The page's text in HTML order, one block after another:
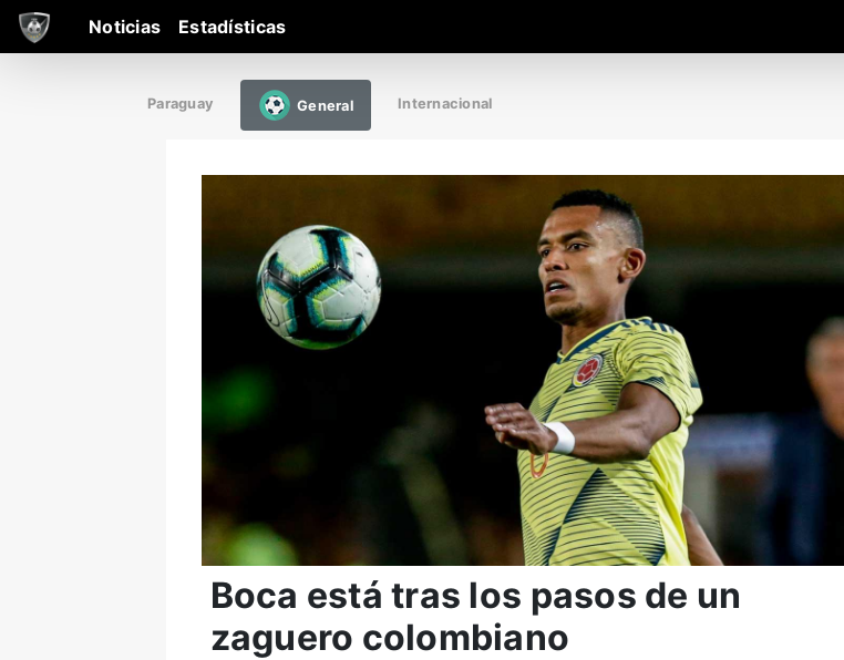
Noticias Estadísticas
Paraguay General Internacional
Boca está tras los pasos de un
zaguero colombiano